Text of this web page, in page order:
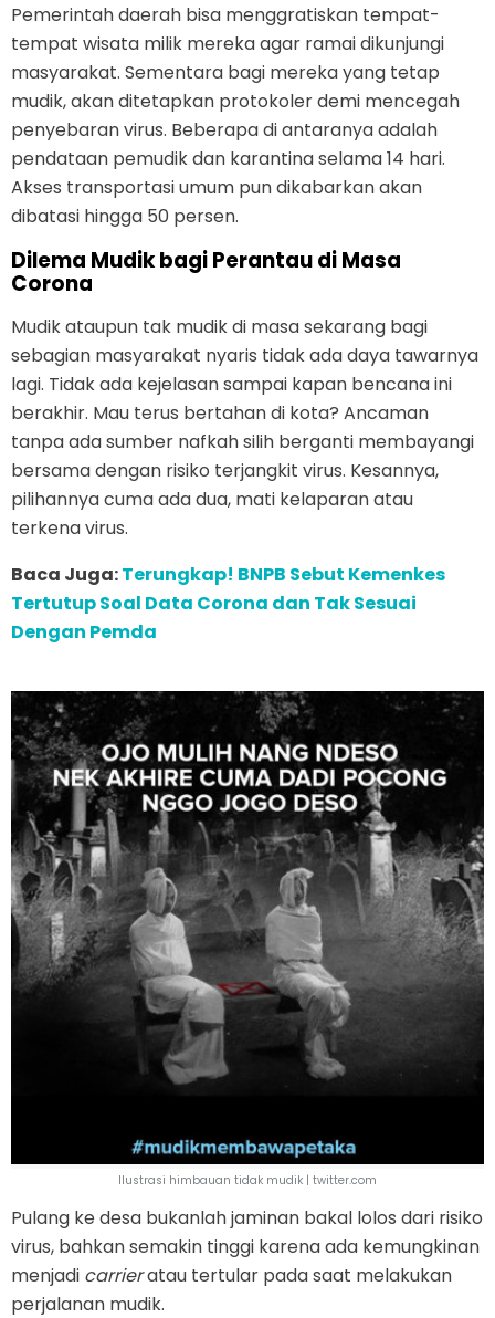
Pemerintah daerah bisa menggratiskan tempat-
tempat wisata milik mereka agar ramai dikunjungi
masyarakat. Sementara bagi mereka yang tetap
mudik, akan ditetapkan protokoler demi mencegah
penyebaran virus. Beberapa di antaranya adalah
pendataan pemudik dan karantina selama 14 hari.
Akses transportasi umum pun dikabarkan akan
dibatasi hingga 50 persen.
Dilema Mudik bagi Perantau di Masa
Corona
Mudik ataupun tak mudik di masa sekarang bagi
sebagian masyarakat nyaris tidak ada daya tawarnya
lagi. Tidak ada kejelasan sampai kapan bencana ini
berakhir. Mau terus bertahan di kota? Ancaman
tanpa ada sumber nafkah silih berganti membayangi
bersama dengan risiko terjangkit virus. Kesannya,
pilihannya cuma ada dua, mati kelaparan atau
terkena virus.
Baca Juga:Terungkap! BNPB Sebut Kemenkes
Tertutup Soal Data Corona dan Tak Sesuai
Dengan Pemda
Ilustrasi himbauan tidak mudik | twitter.com
Pulang ke desa bukanlah jaminan bakal lolos dari risiko
virus, bahkan semakin tinggi karena ada kemungkinan
menjadi carrieratau tertular pada saat melakukan
perjalanan mudik.